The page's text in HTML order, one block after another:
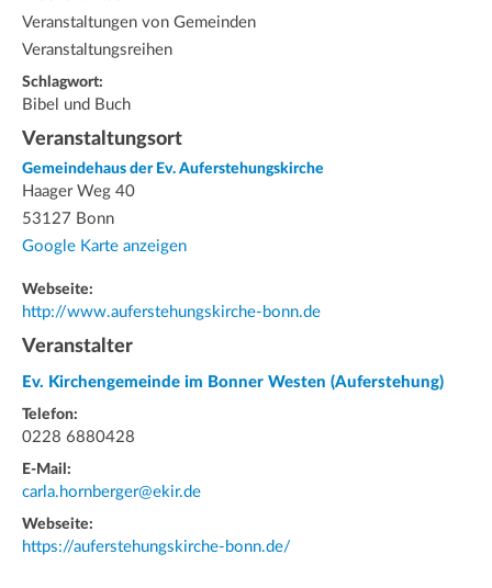
Veranstaltungen von Gemeinden
Veranstaltungsreihen
Schlagwort:
Bibel und Buch
Veranstaltungsort
Gemeindehaus der Ev. Auferstehungskirche
Haager Weg 40
53127 Bonn
Google Karte anzeigen
Webseite:
http://www.auferstehungskirche-bonn.de
Veranstalter
Ev. Kirchengemeinde im Bonner Westen (Auferstehung)
Telefon:
0228 6880428
E-Mail:
carla.hornberger@ekir.de
Webseite:
https://auferstehungskirche-bonn.de/